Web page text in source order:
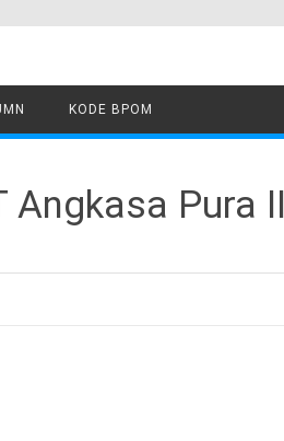
KODE BPOM
Angkasa Pura